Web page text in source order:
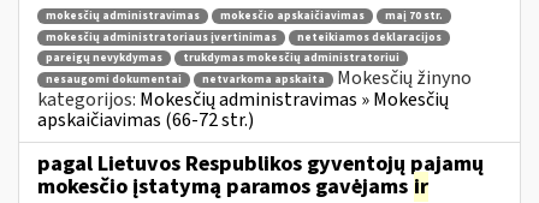
mokesčių administravimas mokesčio apskaičiavimas
maį 70 str.
mokesčių administratoriaus įvertinimas
neteikiamos deklaracijos
pareigų nevykdymas
trukdymas mokesčių administratoriui
nesaugomi dokumentai
netvarkoma apskaita
Mokesčių žinyno
kategorijos: Mokesčių administravimas » Mokesčių
apskaičiavimas (66-72 str.)
pagal Lietuvos Respublikos gyventojų pajamų
mokesčio įstatymą paramos gavėjams ir